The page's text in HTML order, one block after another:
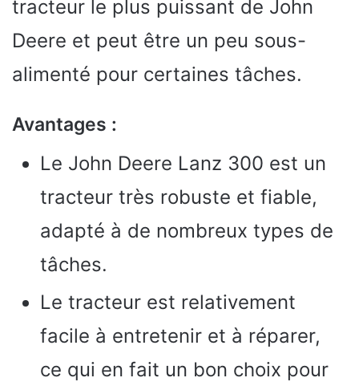
tracteur le plus puissant de John
Deere et peut être un peu sous-
alimenté pour certaines tâches.
Avantages :
Le John Deere Lanz 300 est un
tracteur très robuste et fiable,
adapté à de nombreux types de
tâches.
Le tracteur est relativement
facile à entretenir et à réparer,
ce qui en fait un bon choix pour